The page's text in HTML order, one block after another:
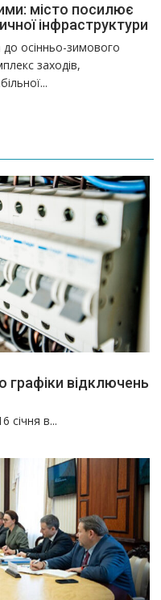
місто посилює
інфраструктури
до осінньо-зимового
заходів,
графіки відключень
січня в...